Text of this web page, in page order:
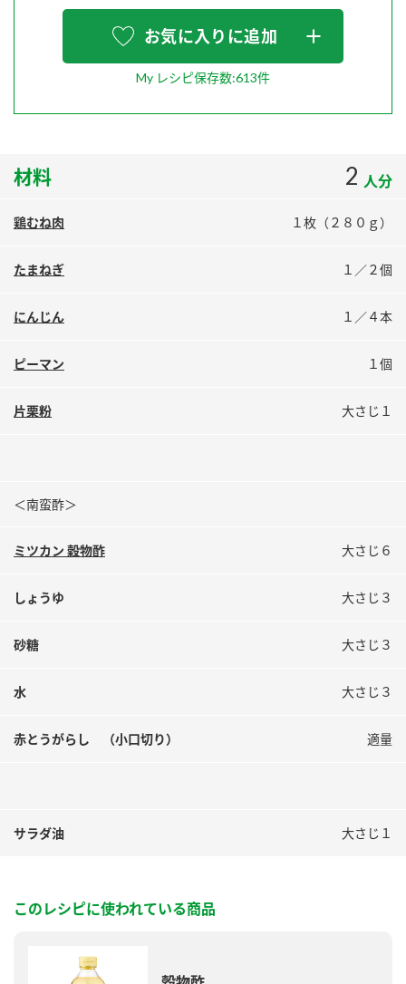
スペシャルサイト
納豆の豆知識
鍋奉行マニュアル
ロングセラー商品 ＋ おすすめレシピ
人気商品 ＋ おすすめレシピ
MIM（ミツカンミュージアム）
販売終了製品のご案内
よくあるご質問
ミツカン公式通販
お気に入りに追加
My レシピ保存数:613件
材料 2 人分
鶏むね肉 １枚（２８０ｇ）
たまねぎ １／２個
にんじん １／４本
ピーマン １個
片栗粉 大さじ１
＜南蛮酢＞
ミツカン 穀物酢 大さじ６
しょうゆ 大さじ３
砂糖 大さじ３
水 大さじ３
赤とうがらし （小口切り） 適量
サラダ油 大さじ１
このレシピに使われている商品